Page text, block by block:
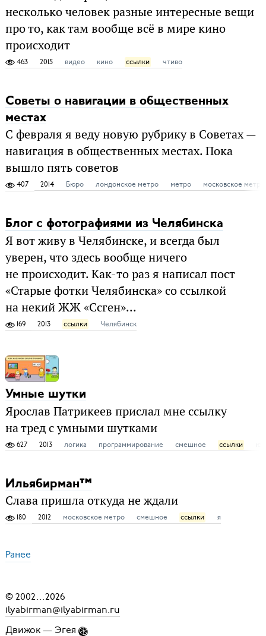
несколько человек разные интересные вещи
про то, как там вообще всё в мире кино
происходит
463 2015 видео кино ссылки чтиво
Советы о навигации в общественных
местах
С февраля я веду новую рубрику в Советах —
навигация в общественных местах. Пока
вышло пять советов
407 2014 Бюро лондонское метро метро московское метро
Блог с фотографиями из Челябинска
Я вот живу в Челябинске, и всегда был
уверен, что здесь вообще ничего
не происходит. Как-то раз я написал пост
«Старые фотки Челябинска» со ссылкой
на некий ЖЖ «Ссген»...
169 2013 ссылки Челябинск
Умные шутки
Ярослав Патрикеев прислал мне ссылку
на тред с умными шутками
627 2013 логика программирование смешное ссылки
Ильябирман™
Слава пришла откуда не ждали
180 2012 московское метро смешное ссылки я
Ранее
© 2002...2026
ilyabirman@ilyabirman.ru
Движок — Эгея